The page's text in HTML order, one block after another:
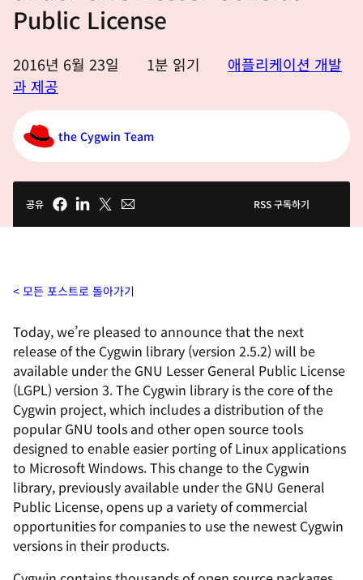
Public License
2016년 6월 23일 1분 읽기
애플리케이션 개발
과 제공
the Cygwin Team
공유 RSS 구독하기
모든 포스트로 돌아가기
Today, we’re pleased to announce that the next
release of the Cygwin library (version 2.5.2) will be
available under the GNU Lesser General Public License
(LGPL) version 3. The Cygwin library is the core of the
Cygwin project, which includes a distribution of the
popular GNU tools and other open source tools
designed to enable easier porting of Linux applications
to Microsoft Windows. This change to the Cygwin
library, previously available under the GNU General
Public License, opens up a variety of commercial
opportunities for companies to use the newest Cygwin
versions in their products.